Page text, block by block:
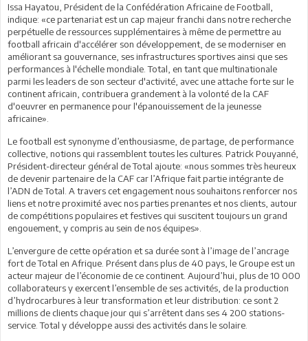
Issa Hayatou, Président de la Confédération Africaine de Football,
indique: «ce partenariat est un cap majeur franchi dans notre recherche
perpétuelle de ressources supplémentaires à même de permettre au
football africain d'accélérer son développement, de se moderniser en
améliorant sa gouvernance, ses infrastructures sportives ainsi que ses
performances à l'échelle mondiale. Total, en tant que multinationale
parmi les leaders de son secteur d'activité, avec une attache forte sur le
continent africain, contribuera grandement à la volonté de la CAF
d'oeuvrer en permanence pour l'épanouissement de la jeunesse
africaine».
Le football est synonyme d’enthousiasme, de partage, de performance
collective, notions qui rassemblent toutes les cultures. Patrick Pouyanné,
Président-directeur général de Total ajoute: «nous sommes très heureux
de devenir partenaire de la CAF car l’Afrique fait partie intégrante de
l’ADN de Total. A travers cet engagement nous souhaitons renforcer nos
liens et notre proximité avec nos parties prenantes et nos clients, autour
de compétitions populaires et festives qui suscitent toujours un grand
engouement, y compris au sein de nos équipes».
L’envergure de cette opération et sa durée sont à l’image de l’ancrage
fort de Total en Afrique. Présent dans plus de 40 pays, le Groupe est un
acteur majeur de l’économie de ce continent. Aujourd’hui, plus de 10 000
collaborateurs y exercent l’ensemble de ses activités, de la production
d’hydrocarbures à leur transformation et leur distribution: ce sont 2
millions de clients chaque jour qui s’arrêtent dans ses 4 200 stations-
service. Total y développe aussi des activités dans le solaire.